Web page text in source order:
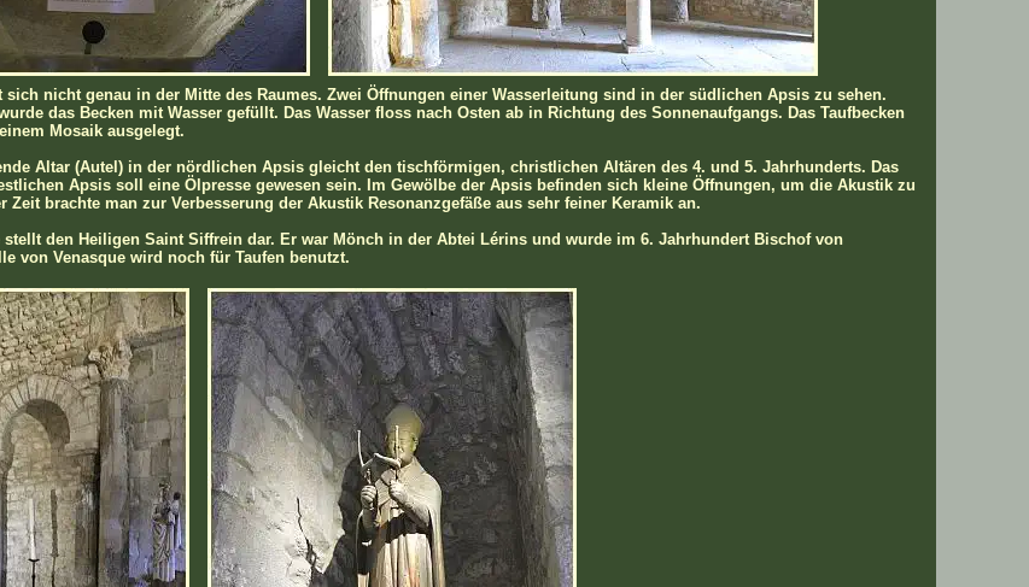
sich nicht genau in der Mitte des Raumes. Zwei Öffnungen einer Wasserleitung sind in der südlichen Apsis zu sehen.
das Becken mit Wasser gefüllt. Das Wasser floss nach Osten ab in Richtung des Sonnenaufgangs. Das Taufbecken
Mosaik ausgelegt.
Altar (Autel) in der nördlichen Apsis gleicht den tischförmigen, christlichen Altären des 4. und 5. Jahrhunderts. Das
Apsis soll eine Ölpresse gewesen sein. Im Gewölbe der Apsis befinden sich kleine Öffnungen, um die Akustik zu
Zeit brachte man zur Verbesserung der Akustik Resonanzgefäße aus sehr feiner Keramik an.
stellt den Heiligen Saint Siffrein dar. Er war Mönch in der Abtei Lérins und wurde im 6. Jahrhundert Bischof von
von Venasque wird noch für Taufen benutzt.